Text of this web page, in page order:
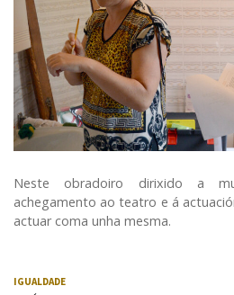
Neste obradoiro dirixido a
achegamento ao teatro e á
actuar coma unha mesma.
IGUALDADE